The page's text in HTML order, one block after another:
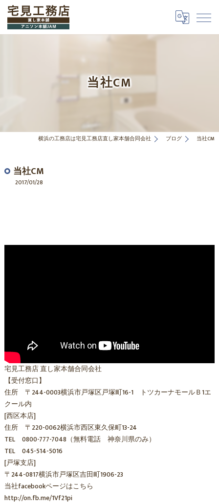
当社CM
横浜の工務店は宅見工務店直し家本舗合同会社 ブログ 当社CM
当社CM
2017/01/28
宅見工務店 直し家本舗合同会社
【受付窓口】
住所 〒244-0003横浜市戸塚区戸塚町16-1 トツカーナモールＢ1エ
クール内
[西区本店]
住所 〒220-0062横浜市西区東久保町13-24
TEL 0800-777-7048（無料電話 神奈川県のみ）
TEL 045-514-5016
[戸塚支店]
〒244-0817横浜市戸塚区吉田町1906-23
当社facebookページはこちら
http://on.fb.me/1Vf21pi